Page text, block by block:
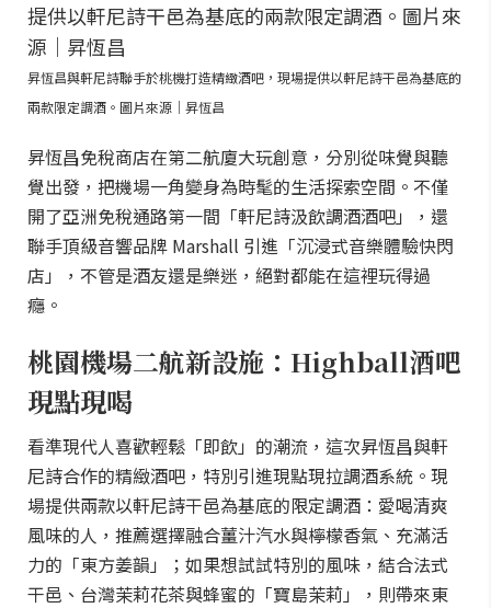
昇恆昌與軒尼詩聯手於桃機打造精緻酒吧，現場提供以軒尼詩干邑為基底的
兩款限定調酒。圖片來源｜昇恆昌
昇恆昌免稅商店在第二航廈大玩創意，分別從味覺與聽
覺出發，把機場一角變身為時髦的生活探索空間。不僅
開了亞洲免稅通路第一間「軒尼詩汲飲調酒酒吧」，還
聯手頂級音響品牌 Marshall 引進「沉浸式音樂體驗快閃
店」，不管是酒友還是樂迷，絕對都能在這裡玩得過
癮。
桃園機場二航新設施：Highball酒吧
現點現喝
看準現代人喜歡輕鬆「即飲」的潮流，這次昇恆昌與軒
尼詩合作的精緻酒吧，特別引進現點現拉調酒系統。現
場提供兩款以軒尼詩干邑為基底的限定調酒：愛喝清爽
風味的人，推薦選擇融合薑汁汽水與檸檬香氣、充滿活
力的「東方姜韻」；如果想試試特別的風味，結合法式
干邑、台灣茉莉花茶與蜂蜜的「寶島茉莉」，則帶來東